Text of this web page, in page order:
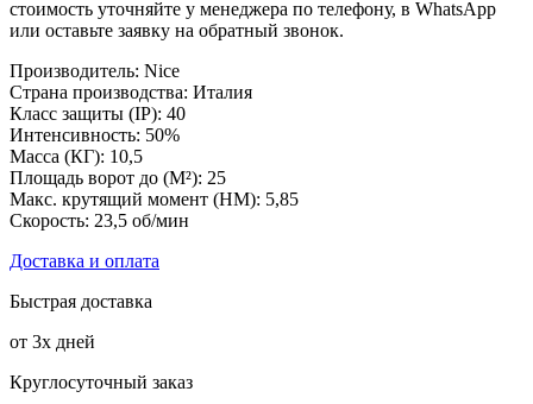
стоимость уточняйте у менеджера по телефону, в WhatsApp
или оставьте заявку на обратный звонок.
Производитель: Nice
Страна производства: Италия
Класс защиты (IP): 40
Интенсивность: 50%
Масса (КГ): 10,5
Площадь ворот до (М²): 25
Макс. крутящий момент (НМ): 5,85
Скорость: 23,5 об/мин
Доставка и оплата
Быстрая доставка
от 3х дней
Круглосуточный заказ